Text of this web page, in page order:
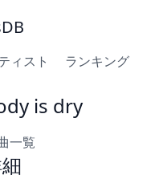
ィスト ランキング
is dry
一覧